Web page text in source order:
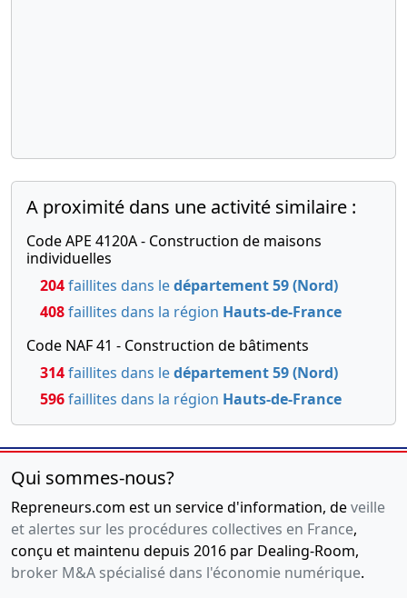
A proximité dans une activité similaire :
Code APE 4120A - Construction de maisons
individuelles
204faillites dans ledépartement 59 (Nord)
408faillites dans la région Hauts-de-France
Code NAF 41 - Construction de bâtiments
314faillites dans ledépartement 59 (Nord)
596faillites dans la région Hauts-de-France
Qui sommes-nous?
Repreneurs.com est un service d'information, deveille
et alertes sur les procédures collectives en France,
conçu et maintenu depuis 2016 par Dealing-Room,
broker M&A spécialisé dans l'économie numérique.